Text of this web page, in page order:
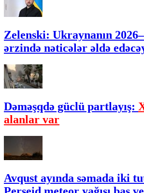
Zelenski: Ukraynanın
ərzində nəticələr əldə
Dəməşqdə güclü partlayış:
alanlar var
Avqust ayında səmada iki